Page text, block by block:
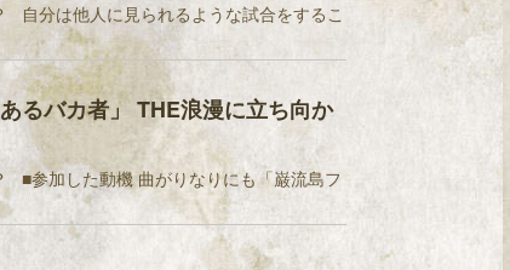
分は他人に見られるような試合をするこ
るバカ者」 THE浪漫に立ち向か
参加した動機 曲がりなりにも「巌流島フ